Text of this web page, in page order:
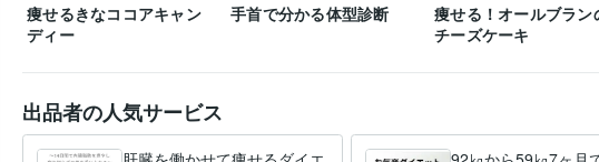
痩せるきなココアキャン
ディー
手首で分かる体型診断
痩せる！オールブラン
チーズケーキ
出品者の人気サービス